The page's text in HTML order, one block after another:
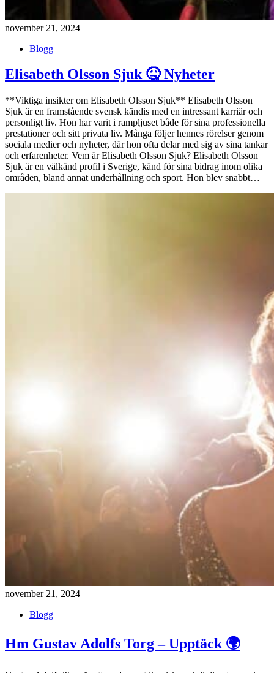
november 21, 2024
Blogg
Elisabeth Olsson Sjuk 🤒 Nyheter
**Viktiga insikter om Elisabeth Olsson Sjuk** Elisabeth Olsson
Sjuk är en framstående svensk kändis med en intressant karriär och
personligt liv. Hon har varit i rampljuset både för sina professionella
prestationer och sitt privata liv. Många följer hennes rörelser genom
sociala medier och nyheter, där hon ofta delar med sig av sina tankar
och erfarenheter. Vem är Elisabeth Olsson Sjuk? Elisabeth Olsson
Sjuk är en välkänd profil i Sverige, känd för sina bidrag inom olika
områden, bland annat underhållning och sport. Hon blev snabbt…
november 21, 2024
Blogg
Hm Gustav Adolfs Torg – Upptäck 🌍